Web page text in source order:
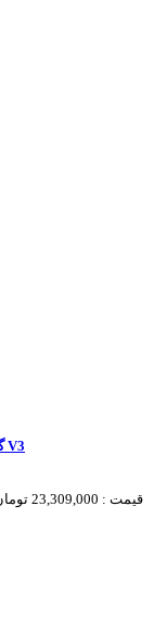
گاز صفحه ای اخوان مدل ونوس V3
قیمت : 23,309,000 تومان